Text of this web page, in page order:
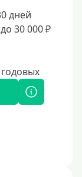
дней
30 000 ₽